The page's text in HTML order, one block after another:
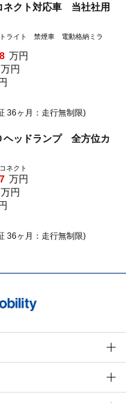
クト対応車 当社社用
ライト 禁煙車 電動格納ミラ
万円
万円
36ヶ月：走行無制限)
ッドランプ 全方位カ
ネクト
万円
万円
36ヶ月：走行無制限)